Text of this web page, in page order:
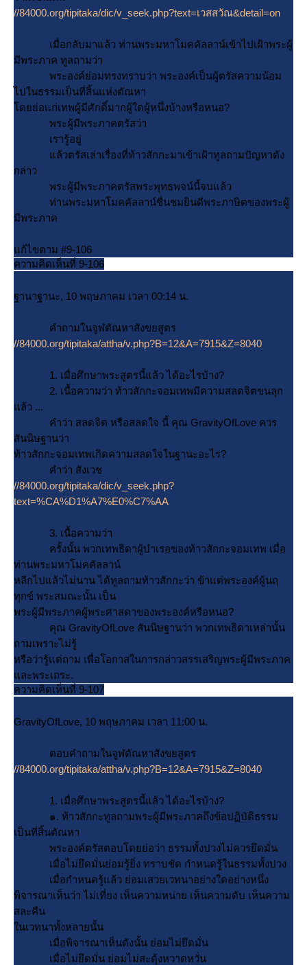
//84000.org/tipitaka/dic/v_seek.php?text=เวสสวัณ&detail=on
เมื่อกลับมาแล้ว ท่านพระมหาโมคคัลลาน์เข้าไปเฝ้าพระผู้
มีพระภาค ทูลถามว่า
พระองค์ย่อมทรงทราบว่า พระองค์เป็นผู้ตรัสความน้อม
ไปในธรรมเป็นที่สิ้นแห่งตัณหา
ดยย่อแก่เทพผู้มีศักดิ์มากผู้ใดผู้หนึ่งบ้างหรือหนอ?
พระผู้มีพระภาคตรัสว่า
เรารู้อยู่
ล้วตรัสเล่าเรื่องที่ท้าวสักกะมาเข้าเฝ้าทูลถามปัญหาดัง
กล่าว
พระผู้มีพระภาคตรัสพระพุทธพจน์นี้จบแล้ว
ท่านพระมหาโมคคัลลาน์ชื่นชมยินดีพระภาษิตของพระผู้
มีพระภาค
ก้ไขตาม #9-106
ความคิดเห็นที่ 9-106
ฐานาฐานะ, 10 พฤษภาคม เวลา 00:14 น.
คำถามในจูฬตัณหาสังขยสูตร
//84000.org/tipitaka/attha/v.php?B=12&A=7915&Z=8040
1. เมื่อศึกษาพระสูตรนี้แล้ว ได้อะไรบ้าง?
2. เนื้อความว่า ท้าวสักกะจอมเทพมีความสลดจิตขนลุก
ล้ว ...
คำว่า สลดจิต หรือสลดใจ นี้ คุณ GravityOfLove ควร
สันนิษฐานว่า
ท้าวสักกะจอมเทพเกิดความสลดใจในฐานะอะไร?
คำว่า สังเวช
//84000.org/tipitaka/dic/v_seek.php?
text=%CA%D1%A7%E0%C7%AA
3. เนื้อความว่า
ครั้งนั้น พวกเทพธิดาผู้บำเรอของท้าวสักกะจอมเทพ เมื่อ
ท่านพระมหาโมคคัลลาน์
หลีกไปแล้วไม่นาน ได้ทูลถามท้าวสักกะว่า ข้าแต่พระองค์ผู้นฤ
ทุกข์ พระสมณะนั้น เป็น
พระผู้มีพระภาคผู้พระศาสดาของพระองค์หรือหนอ?
คุณ GravityOfLove สันนิษฐานว่า พวกเทพธิดาเหล่านั้น
ถามเพราะไม่รู้
หรือว่ารู้แต่ถาม เพื่อโอกาสในการกล่าวสรรเสริญพระผู้มีพระภาค
ละพระเถระ.
ความคิดเห็นที่ 9-107
GravityOfLove, 10 พฤษภาคม เวลา 11:00 น.
ตอบคำถามในจูฬตัณหาสังขยสูตร
//84000.org/tipitaka/attha/v.php?B=12&A=7915&Z=8040
1. เมื่อศึกษาพระสูตรนี้แล้ว ได้อะไรบ้าง?
๑. ท้าวสักกะทูลถามพระผู้มีพระภาคถึงข้อปฏิบัติธรรม
เป็นที่สิ้นตัณหา
พระองค์ตรัสตอบโดยย่อว่า ธรรมทั้งปวงไม่ควรยึดมั่น
เมื่อไม่ยึดมั่นย่อมรู้ยิ่ง ทราบชัด กำหนดรู้ในธรรมทั้งปวง
เมื่อกำหนดรู้แล้ว ย่อมเสวยเวทนาอย่างใดอย่างหนึ่ง
พิจารณาเห็นว่า ไม่เที่ยง เห็นความหน่าย เห็นความดับ เห็นความ
สละคืน
นเวทนาทั้งหลายนั้น
เมื่อพิจารณาเห็นดังนั้น ย่อมไม่ยึดมั่น
เมื่อไม่ยึดมั่น ย่อมไม่สะดุ้งหวาดหวั่น